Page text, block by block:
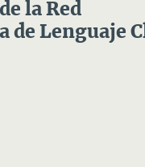
la Red
de Lenguaje